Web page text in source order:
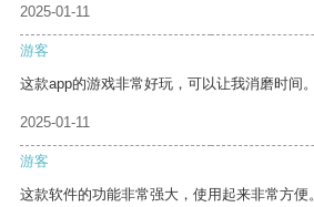
2025-01-11
游客
这款app的游戏非常好玩，可以让我消磨时间。
2025-01-11
游客
这款软件的功能非常强大，使用起来非常方便。